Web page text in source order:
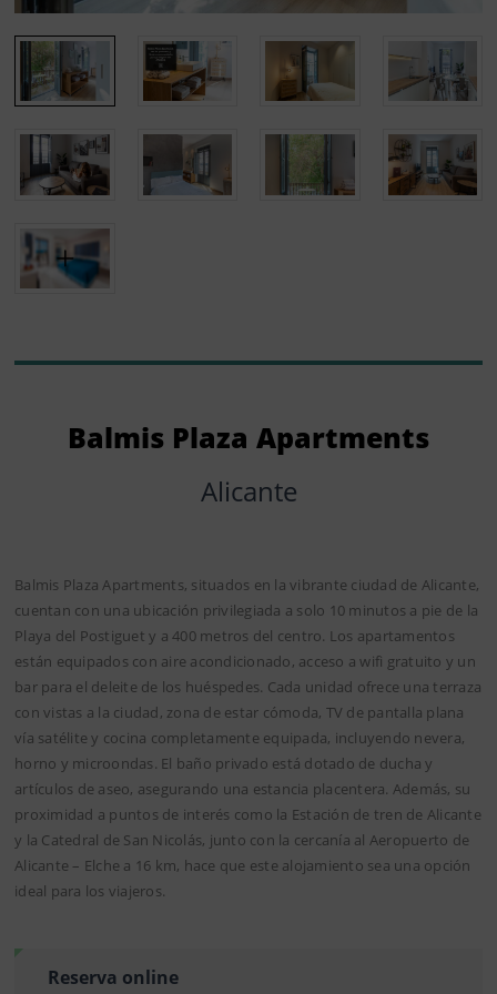
Balmis Plaza Apartments
Alicante
Balmis Plaza Apartments, situados en la vibrante ciudad de Alicante,
cuentan con una ubicación privilegiada a solo 10 minutos a pie de la
Playa del Postiguet y a 400 metros del centro. Los apartamentos
están equipados con aire acondicionado, acceso a wifi gratuito y un
bar para el deleite de los huéspedes. Cada unidad ofrece una terraza
con vistas a la ciudad, zona de estar cómoda, TV de pantalla plana
vía satélite y cocina completamente equipada, incluyendo nevera,
horno y microondas. El baño privado está dotado de ducha y
artículos de aseo, asegurando una estancia placentera. Además, su
proximidad a puntos de interés como la Estación de tren de Alicante
y la Catedral de San Nicolás, junto con la cercanía al Aeropuerto de
Alicante – Elche a 16 km, hace que este alojamiento sea una opción
ideal para los viajeros.
Reserva online